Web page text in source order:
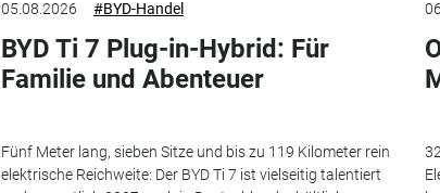
05.08.2026 #BYD-Handel
BYD Ti 7 Plug-in-Hybrid: Für
Familie und Abenteuer
Fünf Meter lang, sieben Sitze und bis zu 119 Kilometer rein
elektrische Reichweite: Der BYD Ti 7 ist vielseitig talentiert